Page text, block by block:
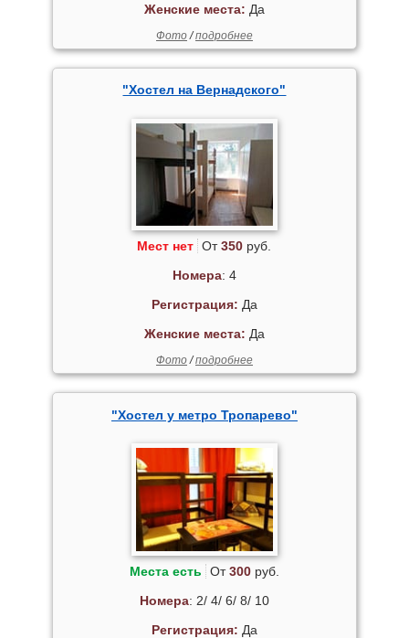
Женские места: Да
Фото/подробнее
"Хостел на Вернадского"
Мест нет От350 руб.
Номера: 4
Регистрация: Да
Женские места: Да
Фото/подробнее
"Хостел у метро Тропарево"
Места есть От300руб.
Номера: 2/ 4/ 6/ 8/ 10
Регистрация: Да